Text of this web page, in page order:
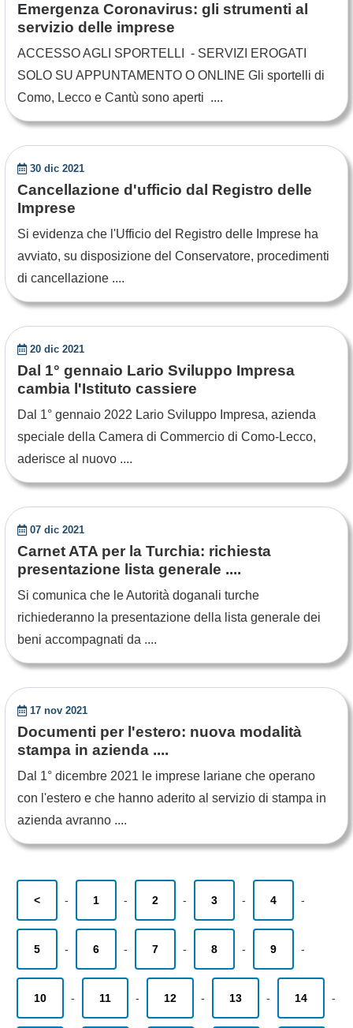
Emergenza Coronavirus: gli strumenti al
servizio delle imprese
ACCESSO AGLI SPORTELLI - SERVIZI EROGATI
SOLO SU APPUNTAMENTO O ONLINE Gli sportelli di
Como, Lecco e Cantù sono aperti ....
30 dic 2021
Cancellazione d'ufficio dal Registro delle
Imprese
Si evidenza che l'Ufficio del Registro delle Imprese ha
avviato, su disposizione del Conservatore, procedimenti
di cancellazione ....
20 dic 2021
Dal 1° gennaio Lario Sviluppo Impresa
cambia l'Istituto cassiere
Dal 1° gennaio 2022 Lario Sviluppo Impresa, azienda
speciale della Camera di Commercio di Como-Lecco,
aderisce al nuovo ....
07 dic 2021
Carnet ATA per la Turchia: richiesta
presentazione lista generale ....
Si comunica che le Autorità doganali turche
richiederanno la presentazione della lista generale dei
beni accompagnati da ....
17 nov 2021
Documenti per l'estero: nuova modalità
stampa in azienda ....
Dal 1° dicembre 2021 le imprese lariane che operano
con l'estero e che hanno aderito al servizio di stampa in
azienda avranno ....
< - 1 - 2 - 3 - 4 -
5 - 6 - 7 - 8 - 9 -
10 - 11 - 12 - 13 - 14 -